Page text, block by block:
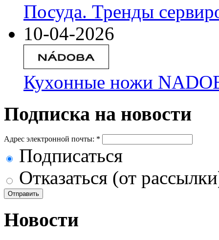
Посуда. Тренды
10-04-2026
Кухонные ножи
Подписка на новости
Адрес электронной почты: *
Подписаться
Отказаться (от
Новости